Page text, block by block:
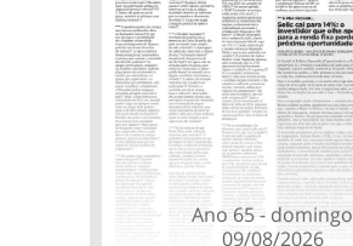
Ano 65 - domingo
09/08/2026